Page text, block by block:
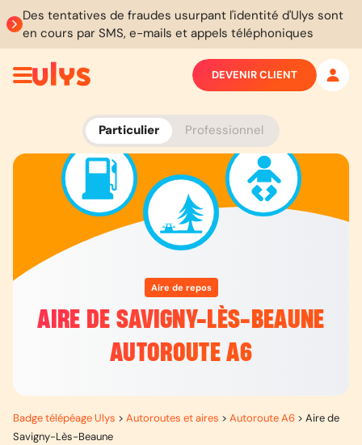
Des tentatives de fraudes usurpant l'identité d'Ulys sont
en cours par SMS, e-mails et appels téléphoniques
Particulier Professionnel
DEVENIR CLIENT
Aire de repos
AIRE DE SAVIGNY-LÈS-BEAUNE
AUTOROUTE A6
Badge télépéage Ulys > Autoroutes et aires > Autoroute A6 > Aire de
Savigny-Lès-Beaune